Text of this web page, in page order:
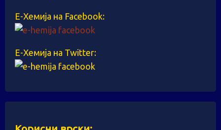
Е-Хемија на Facebook:
Е-Хемија на Twitter: